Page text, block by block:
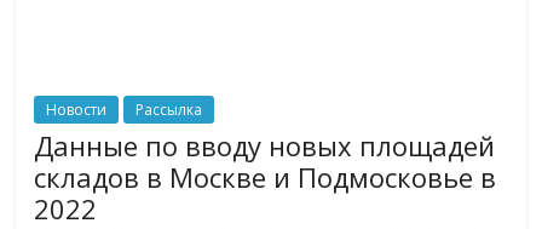
Новости Рассылка
Данные по вводу новых площадей
складов в Москве и Подмосковье в
2022